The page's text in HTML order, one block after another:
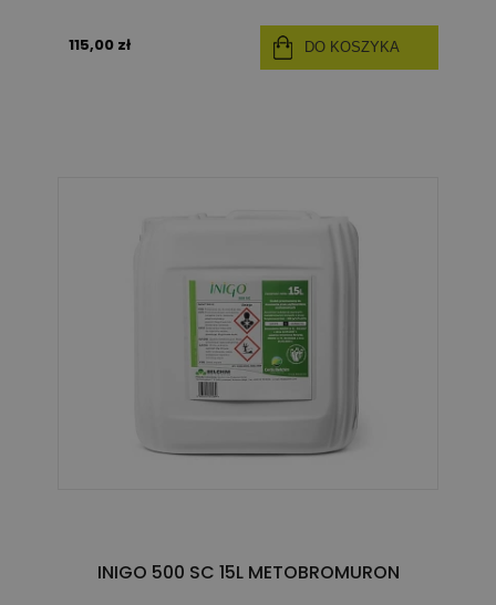
115,00 zł DO KOSZYKA
INIGO 500 SC 15L METOBROMURON